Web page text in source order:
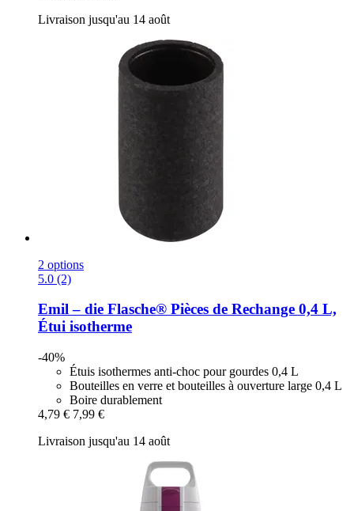
Livraison jusqu'au 14 août
2 options
5.0 (2)
Emil – die Flasche® Pièces de Rechange 0,4 L,
Étui isotherme
-40%
Étuis isothermes anti-choc pour gourdes 0,4 L
Bouteilles en verre et bouteilles à ouverture large 0,4 L
Boire durablement
4,79 € 7,99 €
Livraison jusqu'au 14 août